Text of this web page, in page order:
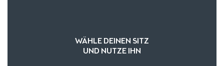
WÄHLE DEINEN SITZ
UND NUTZE IHN